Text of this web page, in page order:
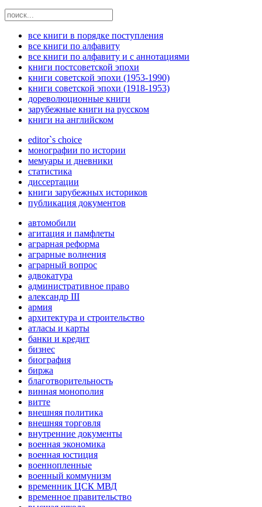
все книги в порядке поступления
все книги по алфавиту
все книги по алфавиту и с аннотациями
книги постсоветской эпохи
книги советской эпохи (1953-1990)
книги советской эпохи (1918-1953)
дореволюционные книги
зарубежные книги на русском
книги на английском
editor`s choice
монографии по истории
мемуары и дневники
статистика
диссертации
книги зарубежных историков
публикация документов
автомобили
агитация и памфлеты
аграрная реформа
аграрные волнения
аграрный вопрос
адвокатура
административное право
александр III
армия
архитектура и строительство
атласы и карты
банки и кредит
бизнес
биография
биржа
благотворительность
винная монополия
витте
внешняя политика
внешняя торговля
внутренние документы
военная экономика
военная юстиция
военнопленные
военный коммунизм
временник ЦСК МВД
временное правительство